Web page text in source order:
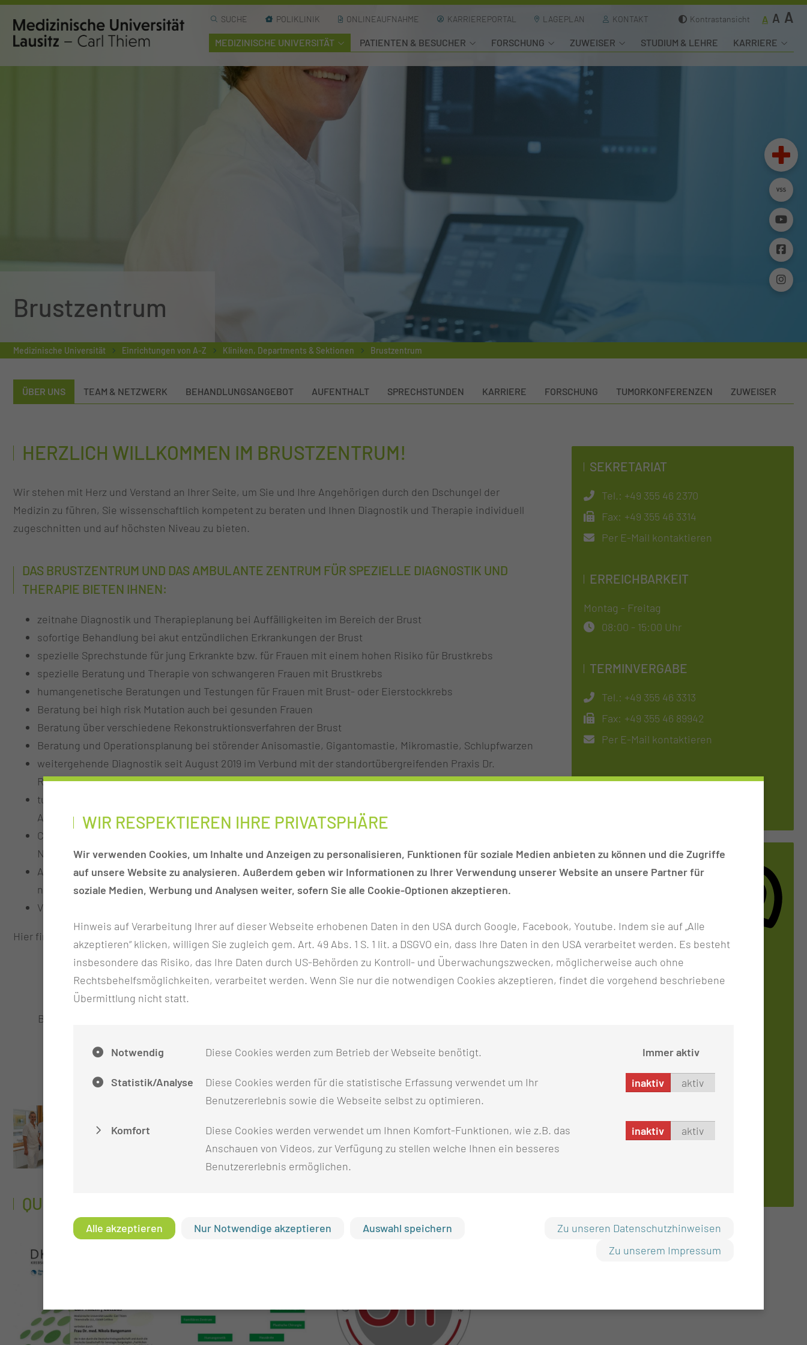
SUCHE POLIKLINIK ONLINEAUFNAHME KARRIEREPORTAL LAGEPLAN KONTAKT Kontrastansicht A A A
MEDIZINISCHE UNIVERSITÄT PATIENTEN & BESUCHER FORSCHUNG ZUWEISER STUDIUM & LEHRE KARRIERE
Brustzentrum
Medizinische Universität Einrichtungen von A-Z Kliniken, Departments & Sektionen Brustzentrum
ÜBER UNS TEAM & NETZWERK BEHANDLUNGSANGEBOT AUFENTHALT SPRECHSTUNDEN KARRIERE FORSCHUNG TUMORKONFERENZEN ZUWEISER
SEKRETARIAT
Tel.: +49 355 46 2370
Fax: +49 355 46 3314
Per E-Mail kontaktieren
ERREICHBARKEIT
Montag - Freitag
08:00 - 15:00 Uhr
TERMINVERGABE
Tel.: +49 355 46 3313
Fax: +49 355 46 89942
Per E-Mail kontaktieren
SO FINDEN SIE UNS
FRAU­EN­HEIL­KUN­DE
+49 355 46 2234
Fax: +49 355 46 89738
HERZLICH WILLKOMMEN IM BRUSTZENTRUM!
Wir stehen mit Herz und Verstand an Ihrer Seite, um Sie und Ihre Angehörigen durch den Dschungel der
Medizin zu führen, Sie wissenschaftlich kompetent zu beraten und Ihnen Diagnostik und Therapie individuell
zugeschnitten und auf höchsten Niveau zu bieten.
DAS BRUSTZENTRUM UND DAS AMBULANTE ZENTRUM FÜR SPEZIELLE DIAGNOSTIK UND
THERAPIE BIETEN IHNEN:
zeitnahe Diagnostik und Therapieplanung bei Auffälligkeiten im Bereich der Brust
sofortige Behandlung bei akut entzündlichen Erkrankungen der Brust
spezielle Sprechstunde für jung Erkrankte bzw. für Frauen mit einem hohen Risiko für Brustkrebs
spezielle Beratung und Therapie von schwangeren Frauen mit Brustkrebs
humangenetische Beratungen und Testungen für Frauen mit Brust- oder Eierstockkrebs
Beratung bei high risk Mutation auch bei gesunden Frauen
Beratung über verschiedene Rekonstruktionsverfahren der Brust
Beratung und Operationsplanung bei störender Anisomastie, Gigantomastie, Mikromastie, Schlupfwarzen
weitergehende Diagnostik seit August 2019 im Verbund mit der standortübergreifenden Praxis Dr.
Rentsch/ Dr. Nobis
tumorgenetische Untersuchungen bei Hormonrezeptor positiven Krebserkrankungen: Bestätigung oder
Ausschluss einer Indikation zur Chemotherapie in Grenzfällen
Chemotherapie und tumorspezifische Therapien nach ausführlicher und individueller Beratung des
Nutzens
Assoziation mit dem Studienzentrum des CTK, um Ihnen bereits geprüfte und empfohlene, aber noch
nicht von der Krankenkasse finanzierte Behandlungen anbieten zu können.
Vorstellung Ihres Falles in der molekulargenetischen Tumorkonferenz der Charité
Hier finden Sie die Kooperationspartner des Tumorzentrum Lausitz
> 230
Brustkrebsfälle im Jahr
~ 700 ~ 250
& ästhetische Operationen) im
QUALITÄTSNACHWEISE
WIR RESPEKTIEREN IHRE PRIVATSPHÄRE
Wir verwenden Cookies, um Inhalte und Anzeigen zu personalisieren, Funktionen für soziale Medien anbieten zu können und die Zugriffe
auf unsere Website zu analysieren. Außerdem geben wir Informationen zu Ihrer Verwendung unserer Website an unsere Partner für
soziale Medien, Werbung und Analysen weiter, sofern Sie alle Cookie-Optionen akzeptieren.
Hinweis auf Verarbeitung Ihrer auf dieser Webseite erhobenen Daten in den USA durch Google, Facebook, Youtube. Indem sie auf „Alle
akzeptieren“ klicken, willigen Sie zugleich gem. Art. 49 Abs. 1 S. 1 lit. a DSGVO ein, dass Ihre Daten in den USA verarbeitet werden. Es besteht
insbesondere das Risiko, das Ihre Daten durch US-Behörden zu Kontroll- und Überwachungszwecken, möglicherweise auch ohne
Rechtsbehelfsmöglichkeiten, verarbeitet werden. Wenn Sie nur die notwendigen Cookies akzeptieren, findet die vorgehend beschriebene
Übermittlung nicht statt.
Notwendig Diese Cookies werden zum Betrieb der Webseite benötigt. Immer aktiv
Statistik/Analyse
Diese Cookies werden für die statistische Erfassung verwendet um Ihr
Benutzererlebnis sowie die Webseite selbst zu optimieren.
inaktiv aktiv
Komfort
Diese Cookies werden verwendet um Ihnen Komfort-Funktionen, wie z.B. das
Anschauen von Videos, zur Verfügung zu stellen welche Ihnen ein besseres
Benutzererlebnis ermöglichen.
inaktiv aktiv
Alle akzeptieren Nur Notwendige akzeptieren Auswahl speichern
Zu unseren Datenschutzhinweisen
Zu unserem Impressum